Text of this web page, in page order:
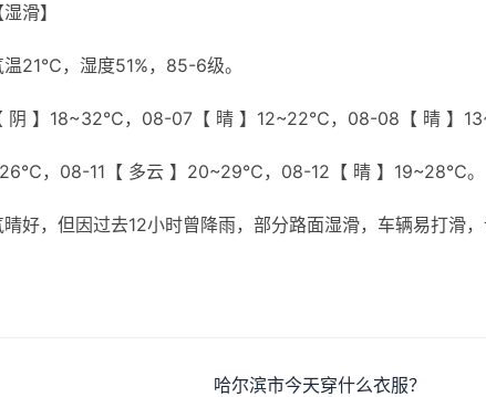
滑】
21℃，湿度51%，85-6级。
阴 】18~32℃，08-07【 晴 】12~22℃，08-08【 晴 】
，08-11【 多云 】20~29℃，08-12【 晴 】19~28℃。
好，但因过去12小时曾降雨，部分路面湿滑，车辆易打滑
哈尔滨市今天穿什么衣服？